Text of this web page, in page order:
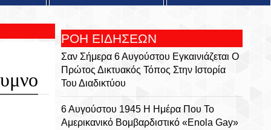
ΡΟΗ ΕΙΔΗΣΕΩΝ
Σαν Σήμερα 6 Αυγούστου Εγκαινιάζεται Ο
Πρώτος Δικτυακός Τόπος Στην Ιστορία
Του Διαδικτύου
6 Αυγούστου 1945 Η Ημέρα Που Το
Αμερικανικό Βομβαρδιστικό «Enola Gay»